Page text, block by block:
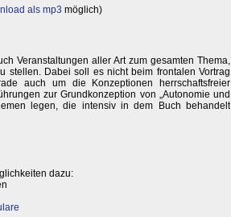
als mp3 möglich)
Veranstaltungen aller Art zum gesamten Thema,
stellen. Dabei soll es nicht beim frontalen Vortrag
auch um die Konzeptionen herrschaftsfreier
zur Grundkonzeption von „Autonomie und
legen, die intensiv in dem Buch behandelt
dazu: